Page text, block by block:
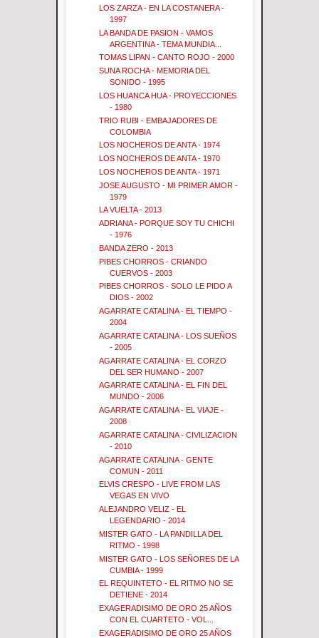
LOS ZARZA - EN LA COSTANERA -
1997
LA BANDA DE PASION - VAMOS
ARGENTINA - TEMA MUNDIA...
TOMAS LIPAN - CANTO ROJO - 2000
SUNA ROCHA - MEMORIA DEL
SONIDO - 1995
LOS HUANCA HUA - PROYECCIONES
- 1980
TRIO RUBI - EMBAJADORES DE
COLOMBIA
LOS NOCHEROS DE ANTA - 1974
LOS NOCHEROS DE ANTA - 1970
LOS NOCHEROS DE ANTA - 1971
JOSE AUGUSTO - MI PRIMER AMOR -
1979
LA VUELTA - 2013
ADRIANA - PORQUE SOY TU CHICHI
- 1976
BANDA ZERO - 2013
PIBES CHORROS - CRIANDO
CUERVOS - 2003
PIBES CHORROS - SOLO LE PIDO A
DIOS - 2002
AGARRATE CATALINA - EL TIEMPO -
2004
AGARRATE CATALINA - LOS SUEÑOS
- 2005
AGARRATE CATALINA - EL CORZO
DEL SER HUMANO - 2007
AGARRATE CATALINA - EL FIN DEL
MUNDO - 2006
AGARRATE CATALINA - EL VIAJE -
2008
AGARRATE CATALINA - CIVILIZACION
- 2010
AGARRATE CATALINA - GENTE
COMUN - 2011
ELVIS CRESPO - LIVE FROM LAS
VEGAS EN VIVO
ALEJANDRO VELIZ - EL
LEGENDARIO - 2014
MISTER GATO - LA PANDILLA DEL
RITMO - 1998
MISTER GATO - LOS SEÑORES DE LA
CUMBIA - 1999
EL REQUINTETO - EL RITMO NO SE
DETIENE - 2014
EXAGERADISIMO DE ORO 25 AÑOS
CON EL CUARTETO - VOL...
EXAGERADISIMO DE ORO 25 AÑOS